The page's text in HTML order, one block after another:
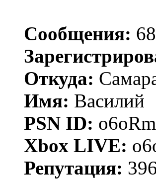
Сообщения:
Откуда:
Имя: Василий
PSN ID:
Xbox LIVE:
Репутация: